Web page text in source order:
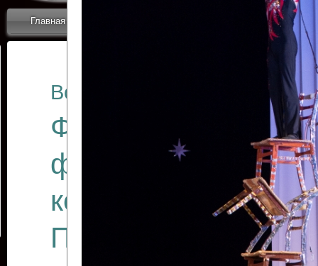
Главная Новости
ОТЧЕТЫ ГКЦ
Все отчеты
Финал
фестиваля
коллективов
Приднестровского